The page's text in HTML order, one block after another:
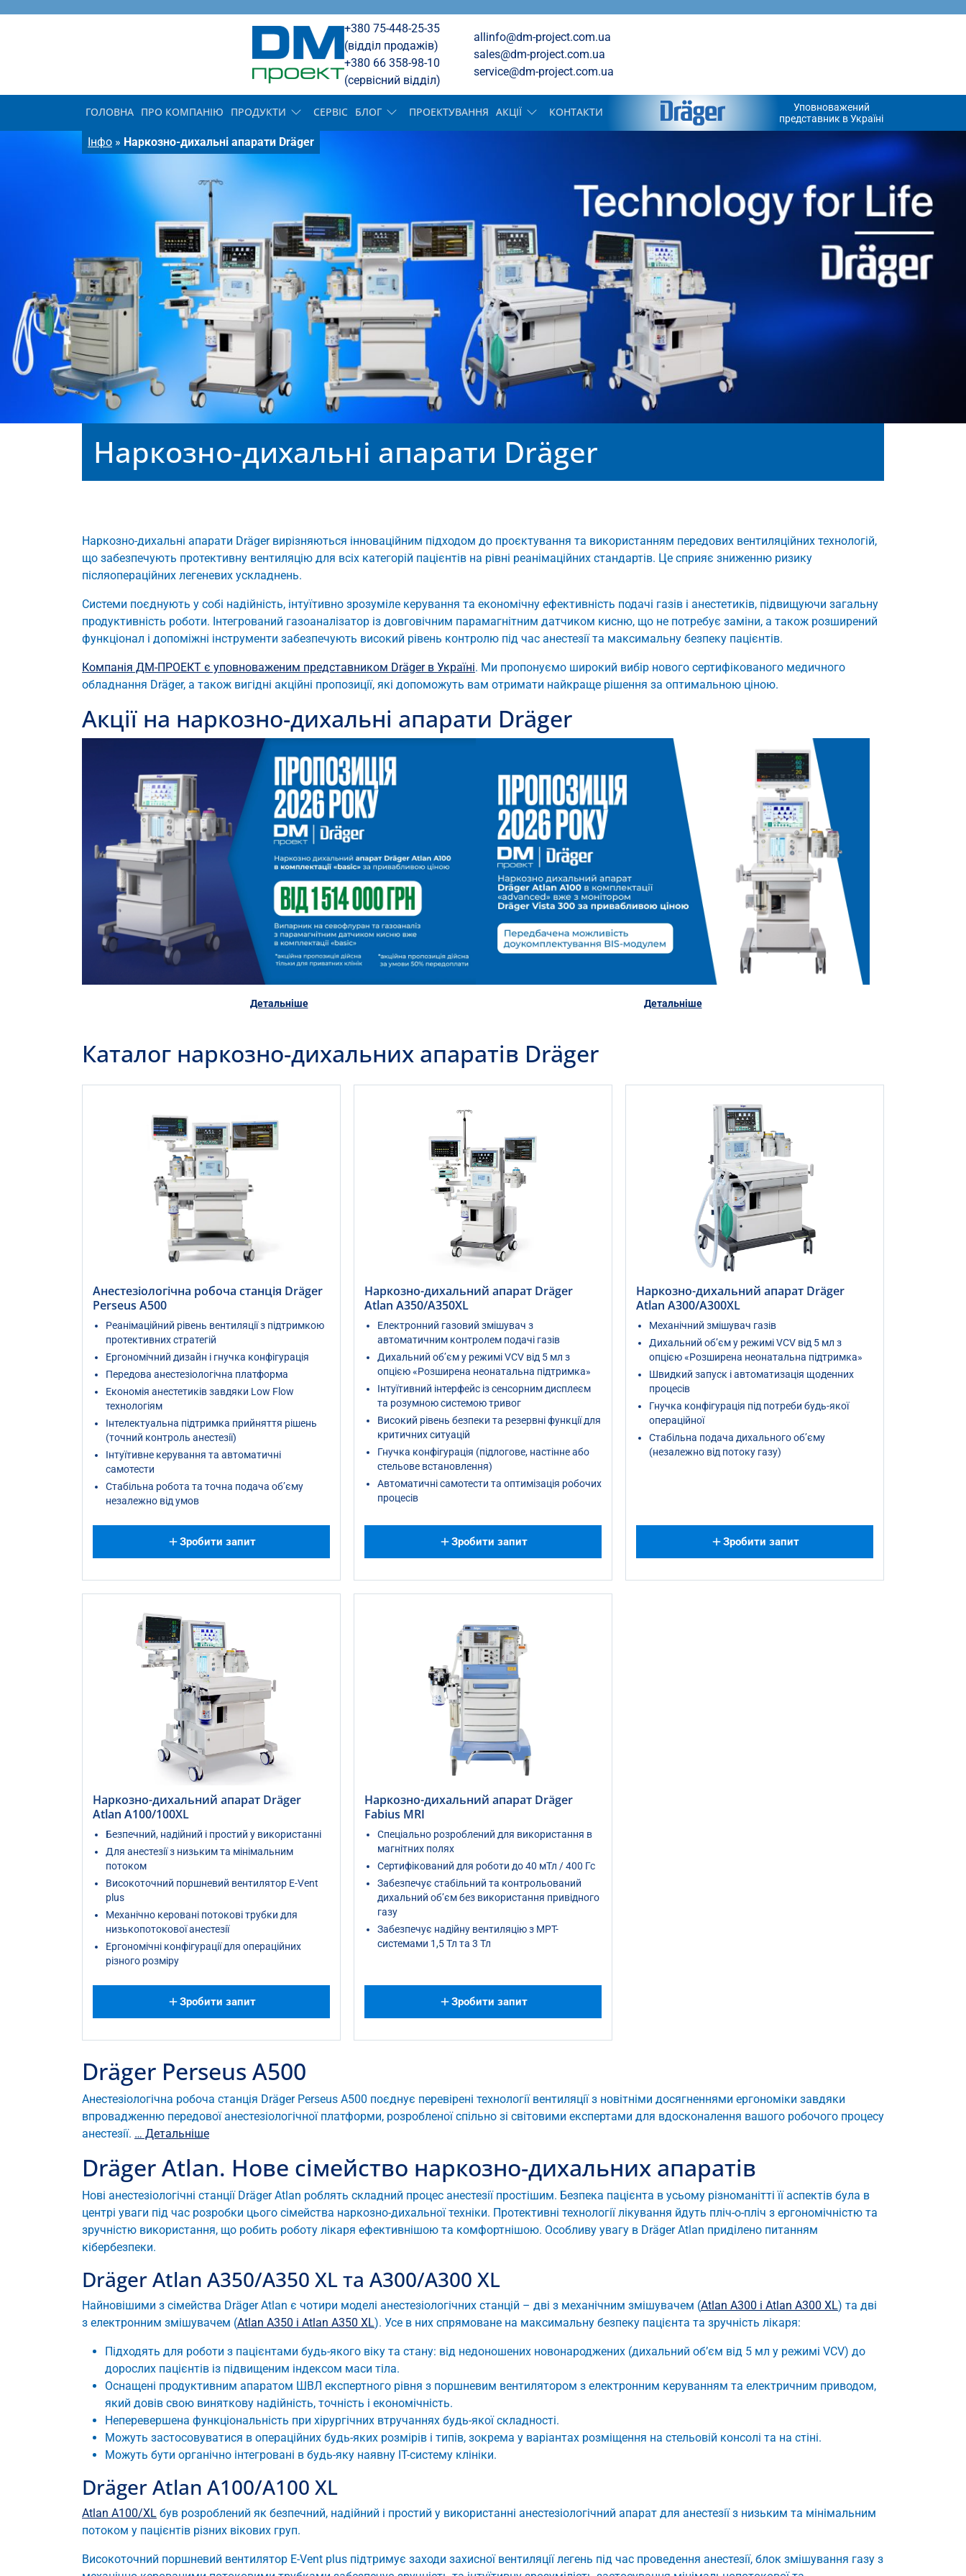
+380 75-448-25-35
(відділ продажів)
+380 66 358-98-10
(cервісний відділ)
allinfo@dm-project.com.ua
sales@dm-project.com.ua
service@dm-project.com.ua
ГОЛОВНА ПРО КОМПАНІЮ ПРОДУКТИ СЕРВІС БЛОГ ПРОЕКТУВАННЯ АКЦІЇ КОНТАКТИ
Уповноважений
представник в Україні
Інфо » Наркозно-дихальні апарати Dräger
Наркозно-дихальні апарати Dräger
Наркозно-дихальні апарати Dräger вирізняються інноваційним підходом до проєктування та використанням передових вентиляційних технологій,
що забезпечують протективну вентиляцію для всіх категорій пацієнтів на рівні реанімаційних стандартів. Це сприяє зниженню ризику
післяопераційних легеневих ускладнень.
Системи поєднують у собі надійність, інтуїтивно зрозуміле керування та економічну ефективність подачі газів і анестетиків, підвищуючи загальну
продуктивність роботи. Інтегрований газоаналізатор із довговічним парамагнітним датчиком кисню, що не потребує заміни, а також розширений
функціонал і допоміжні інструменти забезпечують високий рівень контролю під час анестезії та максимальну безпеку пацієнтів.
Компанія ДМ-ПРОЕКТ є уповноваженим представником Dräger в Україні. Ми пропонуємо широкий вибір нового сертифікованого медичного
обладнання Dräger, а також вигідні акційні пропозиції, які допоможуть вам отримати найкраще рішення за оптимальною ціною.
Акції на наркозно-дихальні апарати Dräger
Детальніше Детальніше
Каталог наркозно-дихальних апаратів Dräger
Анестезіологічна робоча станція Dräger
Perseus A500
Реанімаційний рівень вентиляції з підтримкою
протективних стратегій
Ергономічний дизайн і гнучка конфігурація
Передова анестезіологічна платформа
Економія анестетиків завдяки Low Flow
технологіям
Інтелектуальна підтримка прийняття рішень
(точний контроль анестезії)
Інтуїтивне керування та автоматичні
самотести
Стабільна робота та точна подача об’єму
незалежно від умов
Зробити запит
Наркозно-дихальний апарат Dräger
Atlan A350/A350XL
Електронний газовий змішувач з
автоматичним контролем подачі газів
Дихальний об’єм у режимі VCV від 5 мл з
опцією «Розширена неонатальна підтримка»
Інтуїтивний інтерфейс із сенсорним дисплеєм
та розумною системою тривог
Високий рівень безпеки та резервні функції для
критичних ситуацій
Гнучка конфігурація (підлогове, настінне або
стельове встановлення)
Автоматичні самотести та оптимізація робочих
процесів
Зробити запит
Наркозно-дихальний апарат Dräger
Atlan A300/A300XL
Механічний змішувач газів
Дихальний об’єм у режимі VCV від 5 мл з
опцією «Розширена неонатальна підтримка»
Швидкий запуск і автоматизація щоденних
процесів
Гнучка конфігурація під потреби будь-якої
операційної
Стабільна подача дихального об’єму
(незалежно від потоку газу)
Зробити запит
Наркозно-дихальний апарат Dräger
Atlan A100/100XL
Безпечний, надійний і простий у використанні
Для анестезії з низьким та мінімальним
потоком
Високоточний поршневий вентилятор E-Vent
plus
Механічно керовані потокові трубки для
низькопотокової анестезії
Ергономічні конфігурації для операційних
різного розміру
Зробити запит
Наркозно-дихальний апарат Dräger
Fabius MRI
Спеціально розроблений для використання в
магнітних полях
Сертифікований для роботи до 40 мТл / 400 Гс
Забезпечує стабільний та контрольований
дихальний об’єм без використання привідного
газу
Забезпечує надійну вентиляцію з МРТ-
системами 1,5 Тл та 3 Тл
Зробити запит
Dräger Perseus A500
Анестезіологічна робоча станція Dräger Perseus A500 поєднує перевірені технології вентиляції з новітніми досягненнями ергономіки завдяки
впровадженню передової анестезіологічної платформи, розробленої спільно зі світовими експертами для вдосконалення вашого робочого процесу
анестезії. … Детальніше
Dräger Atlan. Нове сімейство наркозно-дихальних апаратів
Нові анестезіологічні станції Dräger Atlan роблять складний процес анестезії простішим. Безпека пацієнта в усьому різноманітті її аспектів була в
центрі уваги під час розробки цього сімейства наркозно-дихальної техніки. Протективні технології лікування йдуть пліч-о-пліч з ергономічністю та
зручністю використання, що робить роботу лікаря ефективнішою та комфортнішою. Особливу увагу в Dräger Atlan приділено питанням
кібербезпеки.
Dräger Atlan А350/А350 XL та A300/A300 XL
Найновішими з сімейства Dräger Atlan є чотири моделі анестезіологічних станцій – дві з механічним змішувачем (Atlan A300 і Atlan A300 XL) та дві
з електронним змішувачем (Atlan A350 і Atlan A350 XL). Усе в них спрямоване на максимальну безпеку пацієнта та зручність лікаря:
Підходять для роботи з пацієнтами будь-якого віку та стану: від недоношених новонароджених (дихальний об’єм від 5 мл у режимі VCV) до
дорослих пацієнтів із підвищеним індексом маси тіла.
Оснащені продуктивним апаратом ШВЛ експертного рівня з поршневим вентилятором з електронним керуванням та електричним приводом,
який довів свою виняткову надійність, точність і економічність.
Неперевершена функціональність при хірургічних втручаннях будь-якої складності.
Можуть застосовуватися в операційних будь-яких розмірів і типів, зокрема у варіантах розміщення на стельовій консолі та на стіні.
Можуть бути органічно інтегровані в будь-яку наявну IT-систему клініки.
Dräger Atlan А100/A100 XL
Atlan A100/XL був розроблений як безпечний, надійний і простий у використанні анестезіологічний апарат для анестезії з низьким та мінімальним
потоком у пацієнтів різних вікових груп.
Високоточний поршневий вентилятор E-Vent plus підтримує заходи захисної вентиляції легень під час проведення анестезії, блок змішування газу з